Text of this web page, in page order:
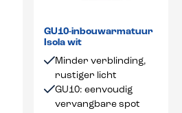
GU10-inbouwarmatuur
Isola wit
Minder verblinding,
rustiger licht
GU10: eenvoudig
vervangbare spot